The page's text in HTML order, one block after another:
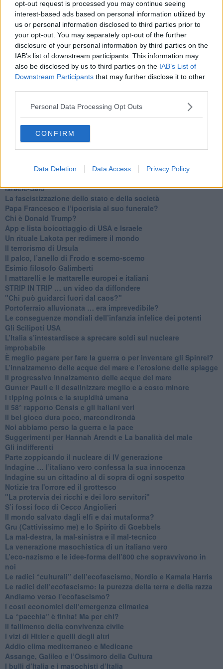
opt-out request is processed you may continue seeing
interest-based ads based on personal information utilized by
us or personal information disclosed to third parties prior to
your opt-out. You may separately opt-out of the further
disclosure of your personal information by third parties on the
IAB’s list of downstream participants. This information may
also be disclosed by us to third parties on the IAB’s List of
Downstream Participants that may further disclose it to other
Personal Data Processing Opt Outs
CONFIRM
Data Deletion Data Access Privacy Policy
​Un chiarimento, Chris Hedges e qualche domanda
Il velleitarismo di Trump, dell’UE e di Darwin
​Karen Horney e il ponte sullo Stretto
​I bulli vanno isolati
L’invertebrata von der Leyen e il Lula-risk
Trump soffre, la Corte dell'Aia è viva
​Il Nobel per la pace a Trump o all’Albanese? Questo è il
problema!
​Alessandro Orsini e la tetrade oscura del sionismo
Americanismo" (4^ parte)
​Il terrore di Netanyahu e la strategia della tensione
Il mito della democratica Israele (prima parte)
​Finale di partita?
​Il voto del referendum e i due genocidi
Tu vuo’ fa l’americano con la legge spara-tutto!
Israele-Salò
​La fascistizzazione dello stato e della società
Papa Francesco e l’ipocrisia al suo funerale?
​Chi è Donald Trump?
App e lista boicottaggio di USA e Israele
​Un rituale Lakota per redimere il mondo
Il terrorismo di Ursula
​Il palco, l’anello di Frodo e scemo-scemo
Esimio filosofo Galimberti
​I mattarelli e le mattarelle europei e italiani
​STRIP IN TRIP … un video da diffondere
"Chi può guidarci fuori dal caos?"
​Portoferraio alluvionata … era imprevedibile?
Le conseguenze mondiali dell’infanzia infelice dei potenti
​Gli Scilipoti USA
L’Italia s’intestardisce a sprecare soldi sul nucleare
improbabile
È meglio pagare per fare la guerra o per inventare gli Spinrel?
​L’innalzamento delle acque del mare e l’erosione delle spiagge
​Il progressivo innalzamento delle acque del mare
​Gunter Pauli e il desalinizzare meglio e a costo minore
I tipping points e la stupidità umana
​Il 58° rapporto Censis e gli italiani veri
​Il bel gioco dura poco, marcondirondà
Noi abbiamo perso la guerra e la pace
Suggerimenti per Hannah Arendt e La banalità del male
​Gli indifferenti
Parte zoppicando il nucleare di IV generazione
​Indagine … l’italiano vero confessa la sua innocenza
Indagine su un cittadino al di sopra di ogni sospetto
Notizie tra l'orrore ed il grottesco
"La protervia dei ricchi e dei loro servitori"
S’i fossi foco di Cecco Angiolieri
​Il mondo salvato dagli elfi e dai mutaforma?
Gru (Cattivissimo me) e lo Spirito di Goebbels
​La mal-destra, la mal-sinistra e il mal-tecnico
​La venerazione masochistica di un italiano vero
​L’eco-nazismo e le idee-forma dell’800 che sopravvivono in
noi
​Le radici “culturali” dell’ecofascismo, Nordio e Kamala Harris
Le radici dell’ecofascismo: la purezza della terra e della razza
Andiamo verso l’ecofascismo?
I costi economici dell’emergenza climatica
​La “pacchia” è finita! Ma per chi?
​Il fallimento della convivenza civile
​I vizi di Hitler e quelli degli altri
Addio clima mediterraneo e Medicane
​Assange, Galileo e l’Ossimoro della Cultura
​I bulli d’Italia e i masochisti d’Italia